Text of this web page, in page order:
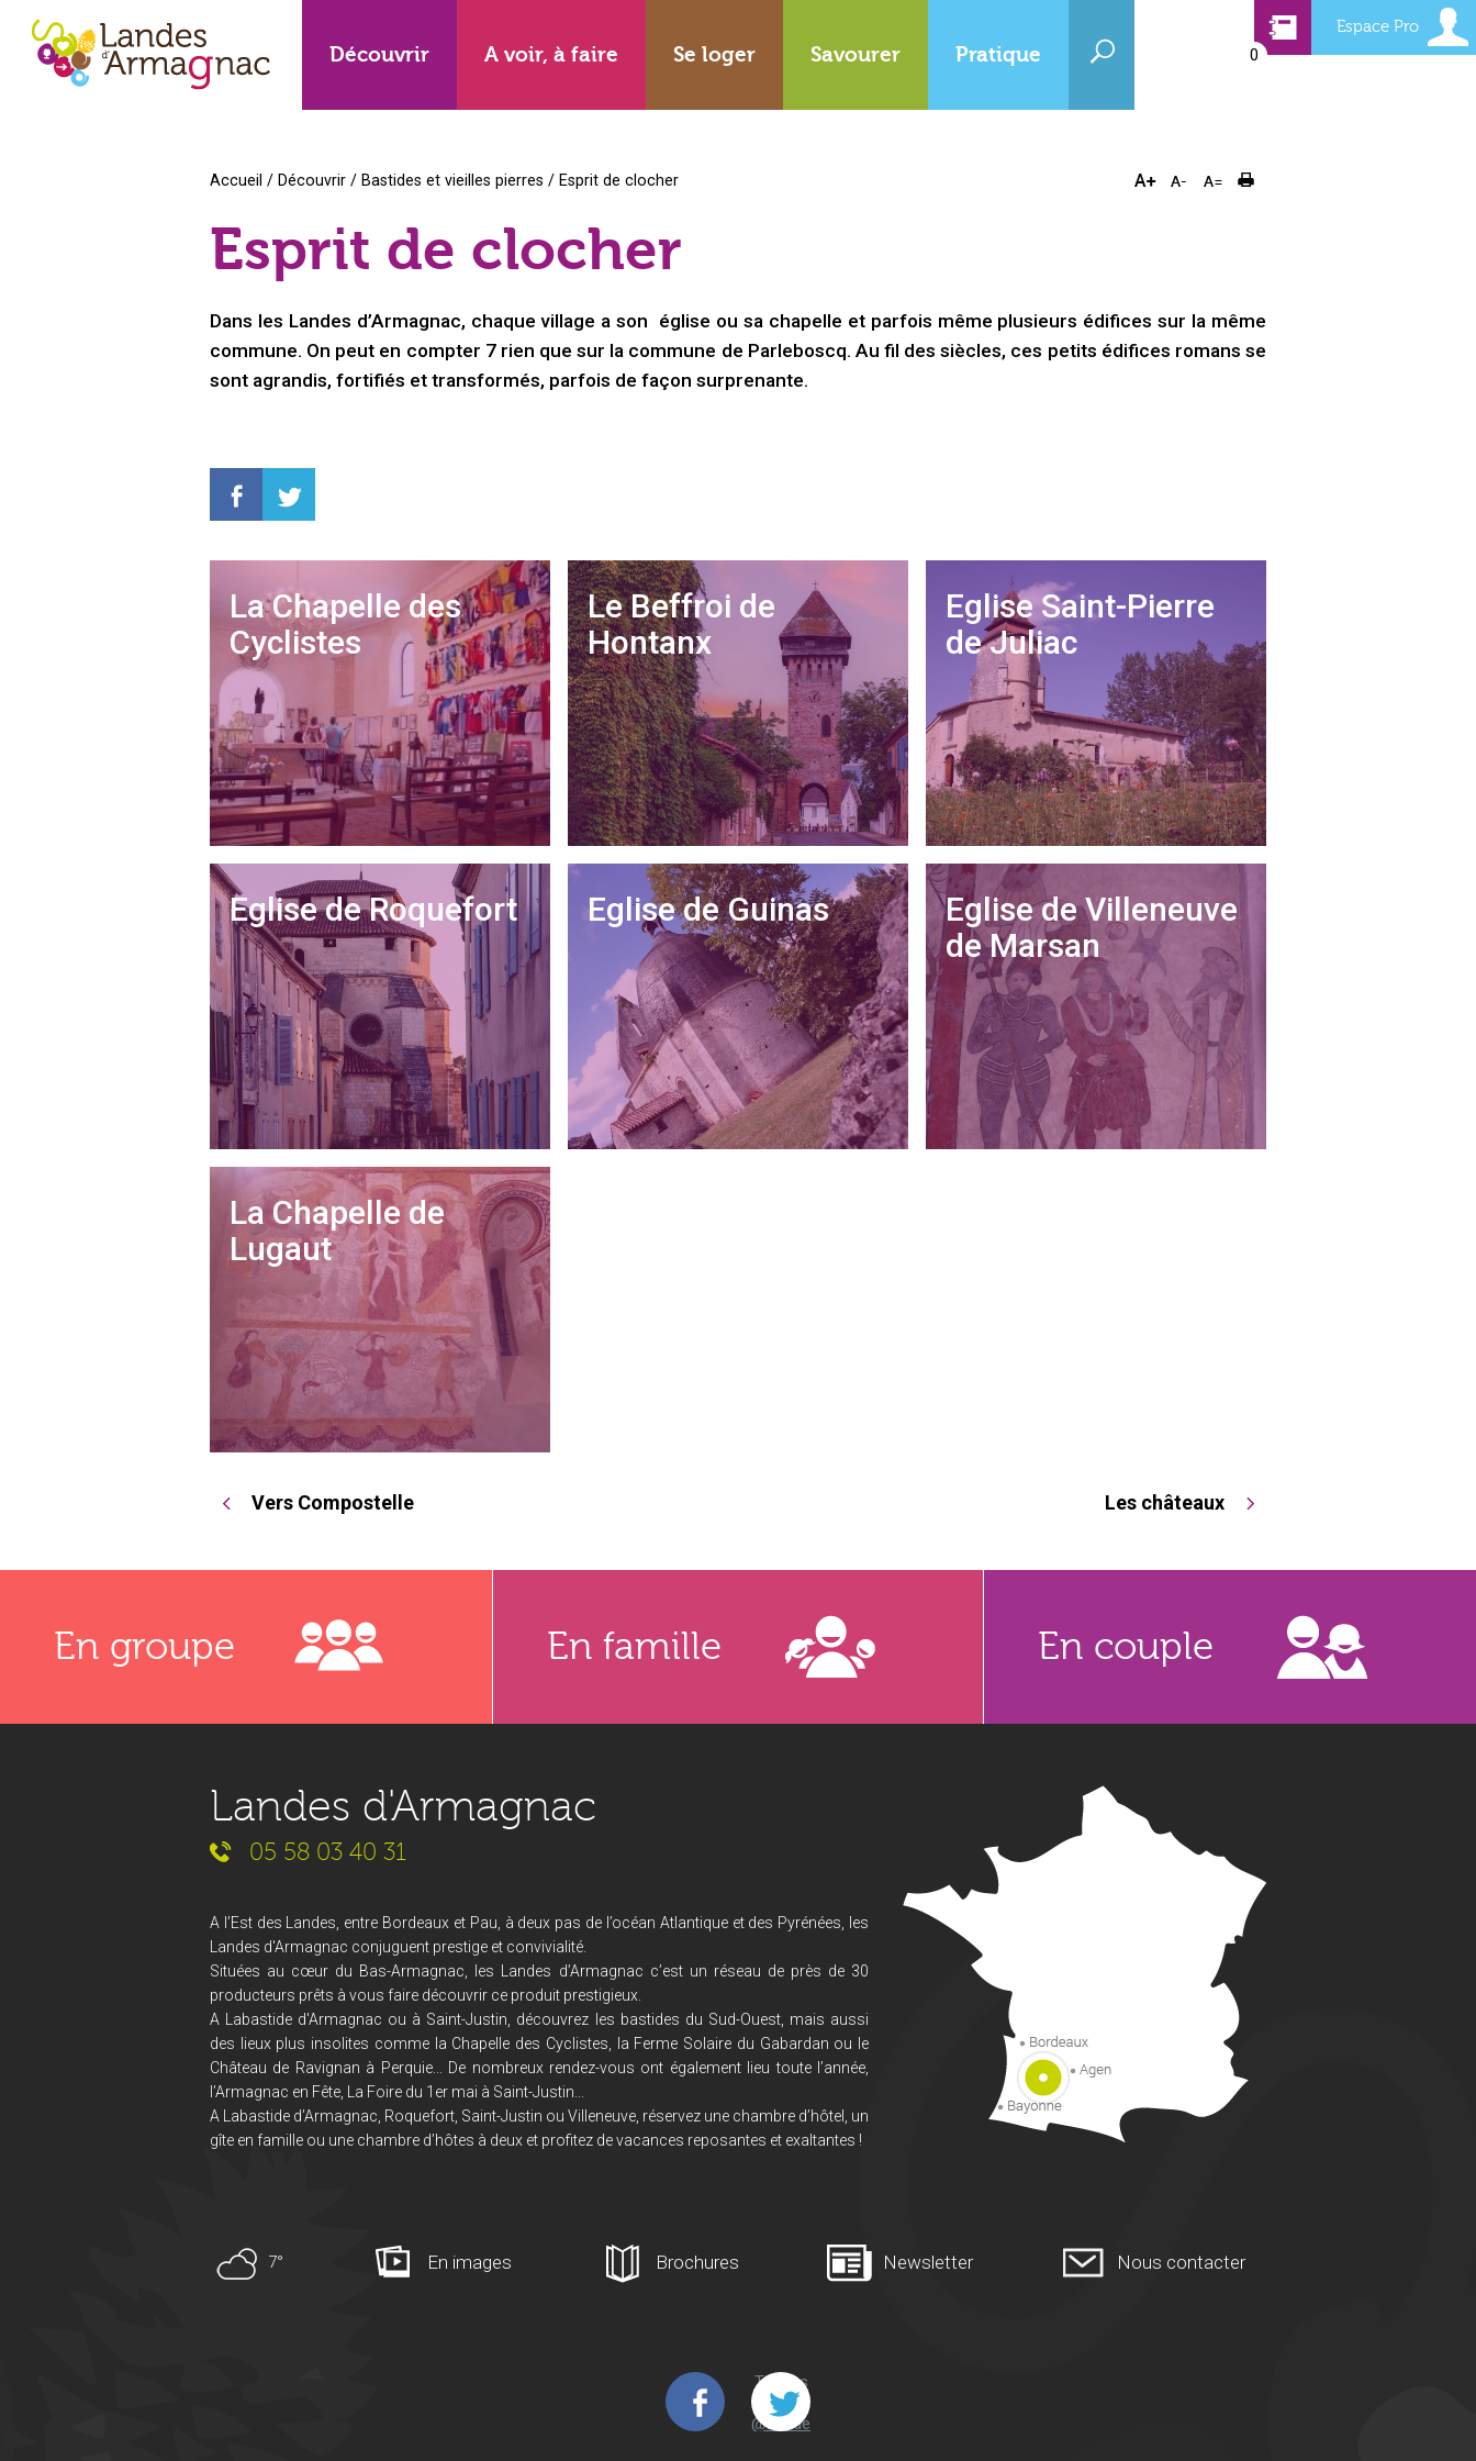
Découvrir A voir, à faire Se loger Savourer Pratique
Espace Pro
0
Accueil / Découvrir / Bastides et vieilles pierres / Esprit de clocher
Esprit de clocher
Dans les Landes d’Armagnac, chaque village a son église ou sa chapelle et parfois même plusieurs édifices sur la même
commune. On peut en compter 7 rien que sur la commune de Parleboscq. Au fil des siècles, ces petits édifices romans se
sont agrandis, fortifiés et transformés, parfois de façon surprenante.
La Chapelle des
Cyclistes
Le Beffroi de
Hontanx
Eglise Saint-Pierre
de Juliac
Eglise de Roquefort Eglise de Guinas
Eglise de Villeneuve
de Marsan
La Chapelle de
Lugaut
Vers Compostelle Les châteaux
En groupe En famille En couple
Landes d'Armagnac
05 58 03 40 31
A l’Est des Landes, entre Bordeaux et Pau, à deux pas de l’océan Atlantique et des Pyrénées, les
Landes d'Armagnac conjuguent prestige et convivialité.
Situées au cœur du Bas-Armagnac, les Landes d’Armagnac c’est un réseau de près de 30
producteurs prêts à vous faire découvrir ce produit prestigieux.
A Labastide d'Armagnac ou à Saint-Justin, découvrez les bastides du Sud-Ouest, mais aussi
des lieux plus insolites comme la Chapelle des Cyclistes, la Ferme Solaire du Gabardan ou le
Château de Ravignan à Perquie... De nombreux rendez-vous ont également lieu toute l’année,
l’Armagnac en Fête, La Foire du 1er mai à Saint-Justin...
A Labastide d’Armagnac, Roquefort, Saint-Justin ou Villeneuve, réservez une chambre d’hôtel, un
gîte en famille ou une chambre d’hôtes à deux et profitez de vacances reposantes et exaltantes !
7° En images Brochures Newsletter Nous contacter
Tweets
de
@Lande